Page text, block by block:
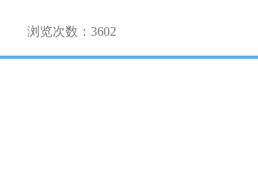
浏览次数： 3602